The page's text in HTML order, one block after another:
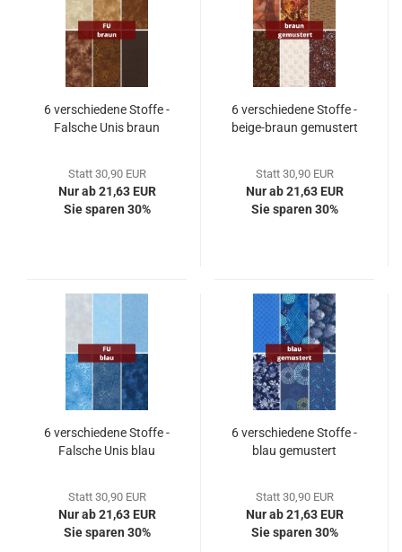
6 verschiedene Stoffe -
Falsche Unis braun
Statt 30,90 EUR
Nur ab 21,63 EUR
Sie sparen 30%
6 verschiedene Stoffe -
beige-braun gemustert
Statt 30,90 EUR
Nur ab 21,63 EUR
Sie sparen 30%
6 verschiedene Stoffe -
Falsche Unis blau
Statt 30,90 EUR
Nur ab 21,63 EUR
Sie sparen 30%
6 verschiedene Stoffe -
blau gemustert
Statt 30,90 EUR
Nur ab 21,63 EUR
Sie sparen 30%